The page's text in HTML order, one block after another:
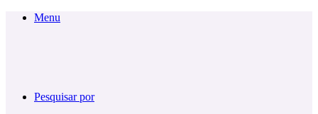
Menu
Pesquisar por